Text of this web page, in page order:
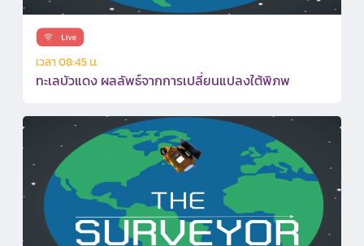
เวลา 08:45 น.
ทะเลบัวแดง ผลลัพธ์จากการเปลี่ยนแปลงใต้พิภพ